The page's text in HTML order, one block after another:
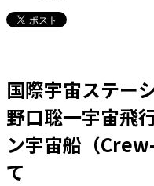
国際宇宙ステー
野口聡一宇宙飛
ン宇宙船（
て